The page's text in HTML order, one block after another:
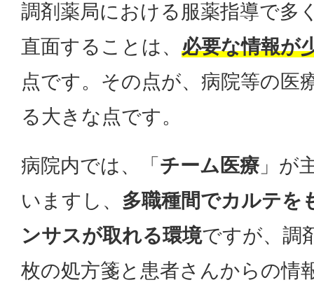
調剤薬局における服薬指導で多
直面することは、 必要な情報が
点です。その点が、病院等の医
る大きな点です。
病院内では、「 チーム医療」が
いますし、 多職種間でカルテを
ンサスが取れる環境ですが、調
枚の処方箋と患者さんからの情